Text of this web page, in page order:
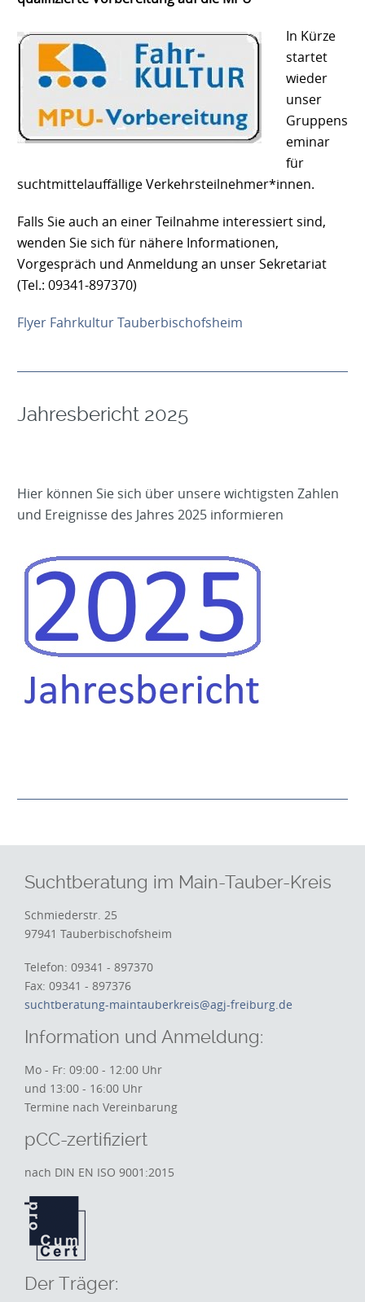
In Kürze
startet
wieder
unser
Gruppens
eminar
für
suchtmittelauffällige Verkehrsteilnehmer*innen.
Falls Sie auch an einer Teilnahme interessiert sind,
wenden Sie sich für nähere Informationen,
Vorgespräch und Anmeldung an unser Sekretariat
(Tel.: 09341-897370)
Flyer Fahrkultur Tauberbischofsheim
Jahresbericht 2025
Hier können Sie sich über unsere wichtigsten Zahlen
und Ereignisse des Jahres 2025 informieren
Suchtberatung im Main-Tauber-Kreis
Schmiederstr. 25
97941 Tauberbischofsheim
Telefon: 09341 - 897370
Fax: 09341 - 897376
suchtberatung-maintauberkreis@agj-freiburg.de
Information und Anmeldung:
Mo - Fr: 09:00 - 12:00 Uhr
und 13:00 - 16:00 Uhr
Termine nach Vereinbarung
pCC-zertifiziert
nach DIN EN ISO 9001:2015
Der Träger: